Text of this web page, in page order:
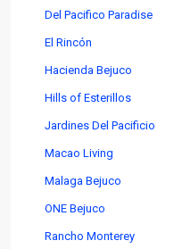
Del Pacifico Paradise
El Rincón
Hacienda Bejuco
Hills of Esterillos
Jardines Del Pacificio
Macao Living
Malaga Bejuco
ONE Bejuco
Rancho Monterey